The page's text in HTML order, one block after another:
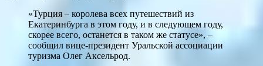
«Турция – королева всех путешествий из
Екатеринбурга в этом году, и в следующем году,
скорее всего, останется в таком же статусе», –
сообщил вице-президент Уральской ассоциации
туризма Олег Аксельрод.